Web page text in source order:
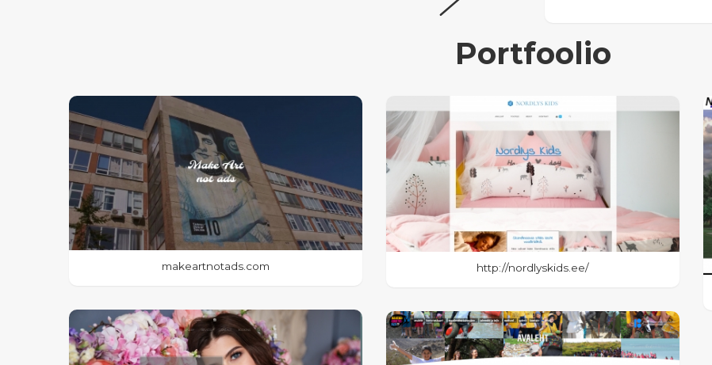
Portfoolio
makeartnotads.com
http://nordlyskids.ee/